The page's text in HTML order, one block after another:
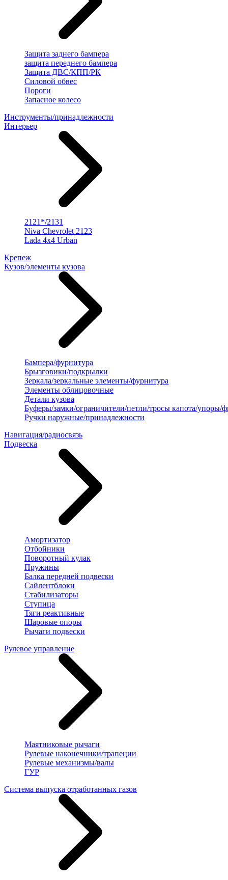
Защита заднего бампера
защита переднего бампера
Защита ДВС/КПП/РК
Силовой обвес
Пороги
Запасное колесо
Инструменты/принадлежности
Интерьер
2121*/2131
Niva Chevrolet 2123
Lada 4x4 Urban
Крепеж
Кузов/элементы кузова
Бампера/фурнитура
Брызговики/подкрылки
Зеркала/зеркальные элементы/фурнитура
Элементы облицовочные
Детали кузова
Буферы/замки/ограничители/петли/тросы капота/упоры/
Ручки наружные/принадлежности
Навигация/радиосвязь
Подвеска
Амортизатор
Отбойники
Поворотный кулак
Пружины
Балка передней подвески
Сайлентблоки
Стабилизаторы
Ступица
Тяги реактивные
Шаровые опоры
Рычаги подвески
Рулевое управление
Маятниковые рычаги
Рулевые наконечники/трапеции
Рулевые механизмы/валы
ГУР
Система выпуска отработанных газов